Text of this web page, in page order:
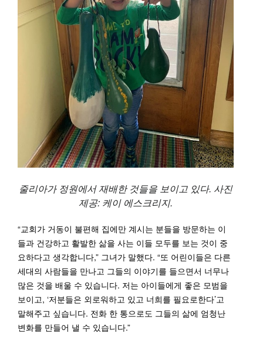
줄리아가 정원에서 재배한 것들을 보이고 있다. 사진
제공: 케이 에스크리지.
“교회가 거동이 불편해 집에만 계시는 분들을 방문하는 이
들과 건강하고 활발한 삶을 사는 이들 모두를 보는 것이 중
요하다고 생각합니다,” 그녀가 말했다. “또 어린이들은 다른
세대의 사람들을 만나고 그들의 이야기를 들으면서 너무나
많은 것을 배울 수 있습니다. 저는 아이들에게 좋은 모범을
보이고, ‘저분들은 외로워하고 있고 너희를 필요로한다’고
말해주고 싶습니다. 전화 한 통으로도 그들의 삶에 엄청난
변화를 만들어 낼 수 있습니다.”